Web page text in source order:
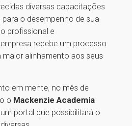
diversas capacitações
o desempenho de sua
profissional e
recebe um processo
alinhamento aos seus
em mente, no mês de
o Mackenzie Academia
portal que possibilitará o